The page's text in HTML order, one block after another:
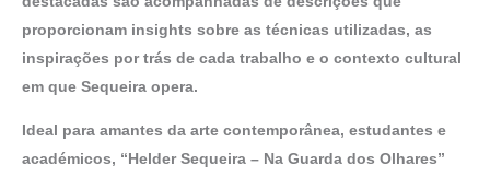
proporcionam insights sobre as técnicas utilizadas, as
inspirações por trás de cada trabalho e o contexto cultural
em que Sequeira opera.
Ideal para amantes da arte contemporânea, estudantes e
académicos, “Helder Sequeira – Na Guarda dos Olhares”